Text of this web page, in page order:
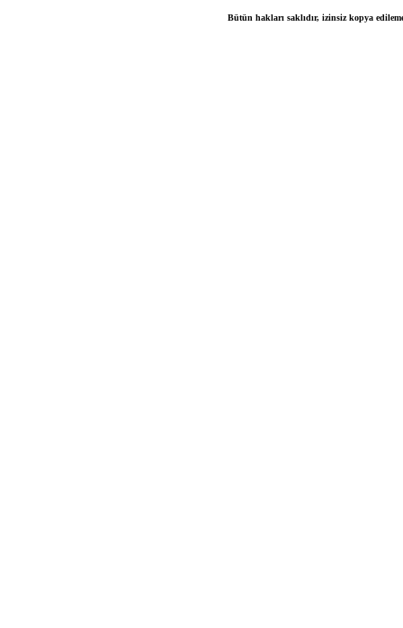
Bütün hakları saklıdır, izinsiz kopya